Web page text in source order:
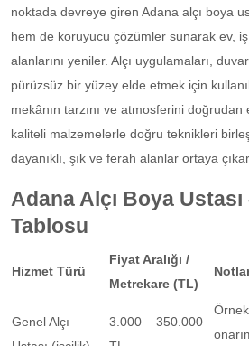
noktada devreye giren Adana alçı boya
hem de koruyucu çözümler sunarak ev,
alanlarını yeniler. Alçı uygulamaları,
pürüzsüz bir yüzey elde etmek için
mekânın tarzını ve atmosferini
kaliteli malzemelerle doğru teknikleri
dayanıklı, şık ve ferah alanlar ortaya
Adana Alçı Boya
Tablosu
Hizmet Türü
Fiyat Aralığı /
Metrekare (TL)
Genel Alçı
3.000 – 350.000